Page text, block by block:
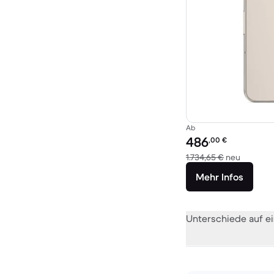
Ab
Preis des erneuerten
486,00 €
1.734,65 € neu
Mehr Infos
Unterschiede auf